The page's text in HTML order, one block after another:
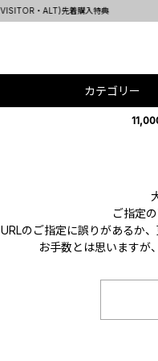
カテゴリー
ご指定
URLのご指定に誤りがあるか
お手数とは思いますが